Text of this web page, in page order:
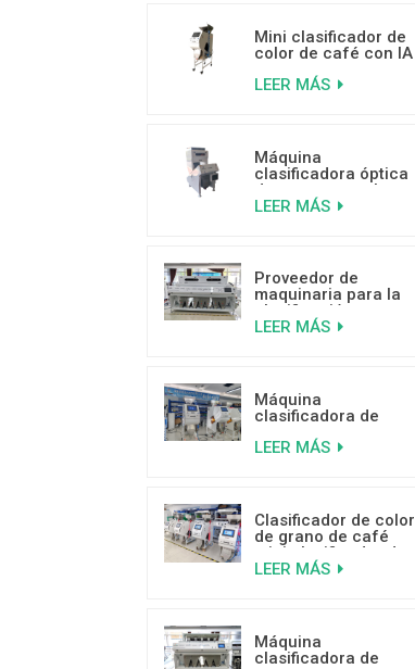
Mini clasificador de
color de café con IA
de café mohosos,
LEER MÁS
Máquina
clasificadora óptica
de arroz por color
con IA y tecnología
LEER MÁS
Proveedor de
maquinaria para la
clasificación por
color de cocos de
LEER MÁS
Máquina
clasificadora de
con IA y aprendizaje
LEER MÁS
Clasificador de color
de grano de café
mini clasificador de
color de venta
LEER MÁS
Máquina
clasificadora de